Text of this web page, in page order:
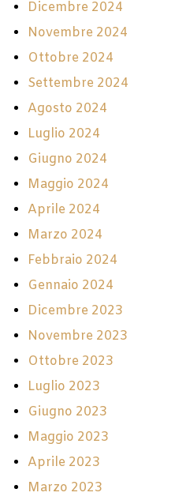
Dicembre 2024
Novembre 2024
Ottobre 2024
Settembre 2024
Agosto 2024
Luglio 2024
Giugno 2024
Maggio 2024
Aprile 2024
Marzo 2024
Febbraio 2024
Gennaio 2024
Dicembre 2023
Novembre 2023
Ottobre 2023
Luglio 2023
Giugno 2023
Maggio 2023
Aprile 2023
Marzo 2023